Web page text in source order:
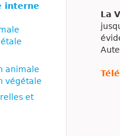
La
interne
animale
végétale
et